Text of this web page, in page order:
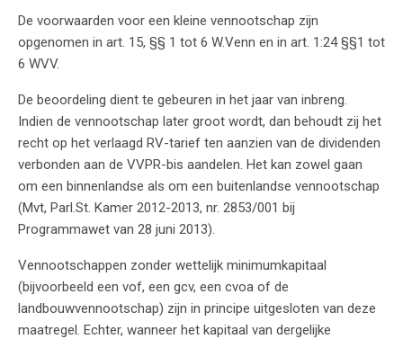
De voorwaarden voor een kleine vennootschap zijn
opgenomen in art. 15, §§ 1 tot 6 W.Venn en in art. 1:24 §§1 tot
6 WVV.
De beoordeling dient te gebeuren in het jaar van inbreng.
Indien de vennootschap later groot wordt, dan behoudt zij het
recht op het verlaagd RV-tarief ten aanzien van de dividenden
verbonden aan de VVPR-bis aandelen. Het kan zowel gaan
om een binnenlandse als om een buitenlandse vennootschap
(Mvt, Parl.St. Kamer 2012-2013, nr. 2853/001 bij
Programmawet van 28 juni 2013).
Vennootschappen zonder wettelijk minimumkapitaal
(bijvoorbeeld een vof, een gcv, een cvoa of de
landbouwvennootschap) zijn in principe uitgesloten van deze
maatregel. Echter, wanneer het kapitaal van dergelijke